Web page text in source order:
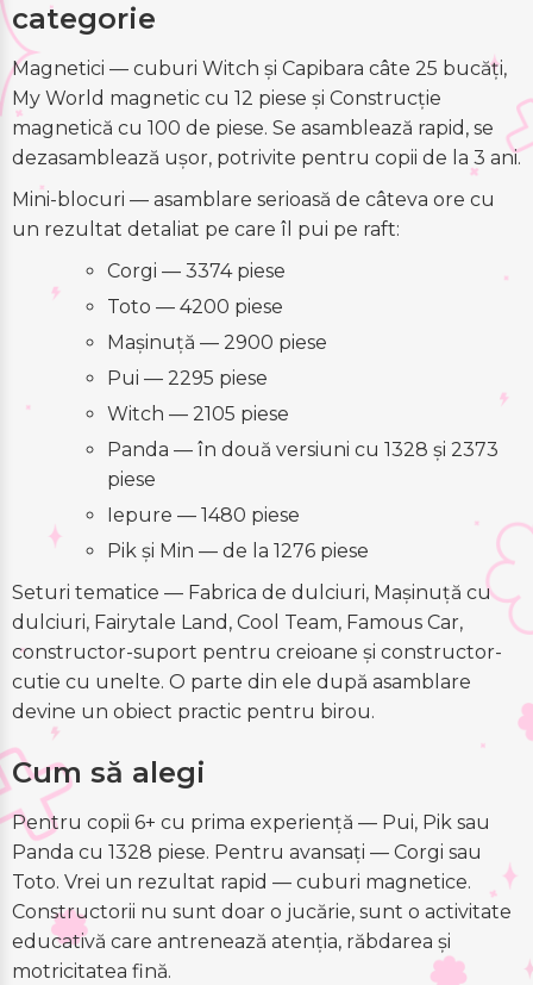
categorie
Magnetici — cuburi Witch și Capibara câte 25 bucăți,
My World magnetic cu 12 piese și Construcție
magnetică cu 100 de piese. Se asamblează rapid, se
dezasamblează ușor, potrivite pentru copii de la 3 ani.
Mini-blocuri — asamblare serioasă de câteva ore cu
un rezultat detaliat pe care îl pui pe raft:
Corgi — 3374 piese
Toto — 4200 piese
Mașinuță — 2900 piese
Pui — 2295 piese
Witch — 2105 piese
Panda — în două versiuni cu 1328 și 2373
piese
Iepure — 1480 piese
Pik și Min — de la 1276 piese
Seturi tematice — Fabrica de dulciuri, Mașinuță cu
dulciuri, Fairytale Land, Cool Team, Famous Car,
constructor-suport pentru creioane și constructor-
cutie cu unelte. O parte din ele după asamblare
devine un obiect practic pentru birou.
Cum să alegi
Pentru copii 6+ cu prima experiență — Pui, Pik sau
Panda cu 1328 piese. Pentru avansați — Corgi sau
Toto. Vrei un rezultat rapid — cuburi magnetice.
Constructorii nu sunt doar o jucărie, sunt o activitate
educativă care antrenează atenția, răbdarea și
motricitatea fină.